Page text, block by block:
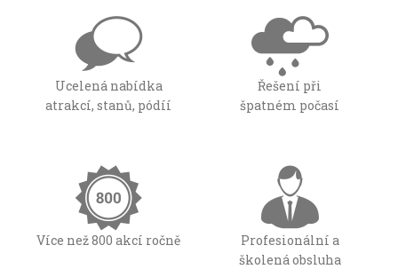
Ucelená nabídka
atrakcí, stanů, pódíí
Řešení při
špatném počasí
Více než 800 akcí ročně
Profesionální a
školená obsluha